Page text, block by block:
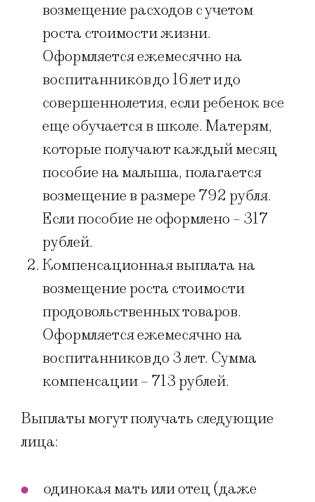
возмещение расходов с учетом
роста стоимости жизни.
Оформляется ежемесячно на
воспитанников до 16 лет и до
совершеннолетия, если ребенок все
еще обучается в школе. Матерям,
которые получают каждый месяц
пособие на малыша, полагается
возмещение в размере 792 рубля.
Если пособие не оформлено – 317
рублей.
Компенсационная выплата на
возмещение роста стоимости
продовольственных товаров.
Оформляется ежемесячно на
воспитанников до 3 лет. Сумма
компенсации – 713 рублей.
Выплаты могут получать следующие
лица:
одинокая мать или отец (даже